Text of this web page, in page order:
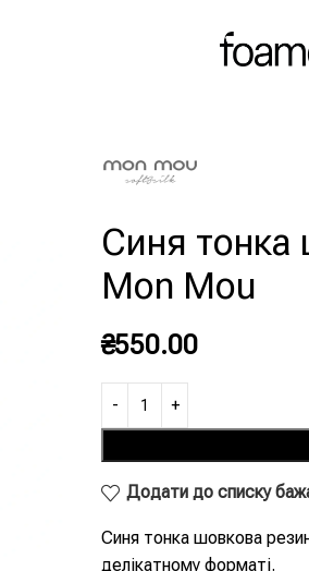
Синя тонка
Mon Mou
₴550.00
Додати до списку
Синя тонка шовкова
делікатному форматі.